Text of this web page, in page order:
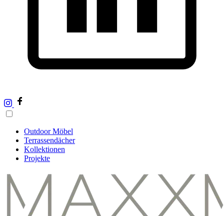
Outdoor Möbel
Terrassendächer
Kollektionen
Projekte